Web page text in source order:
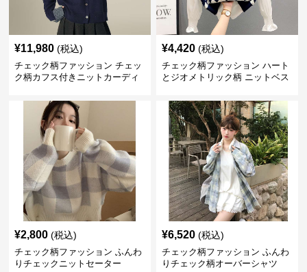
¥11,980 (税込)
チェック柄ファッション チェッ
ク柄カフス付きニットカーディ
¥4,420 (税込)
チェック柄ファッション ハート
とジオメトリック柄 ニットベス
¥2,800 (税込)
チェック柄ファッション ふんわ
りチェックニットセーター
¥6,520 (税込)
チェック柄ファッション ふんわ
りチェック柄オーバーシャツ